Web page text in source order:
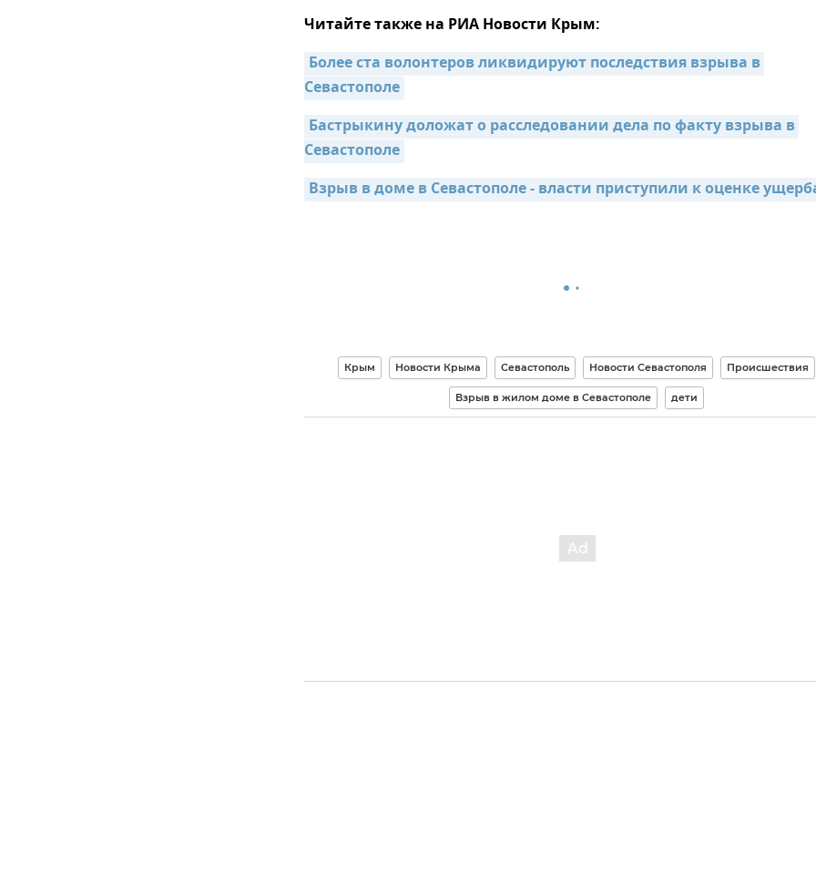
Читайте также на РИА Новости Крым:
Более ста волонтеров ликвидируют последствия взрыва в
Севастополе
Бастрыкину доложат о расследовании дела по факту взрыва в
Севастополе
Взрыв в доме в Севастополе - власти приступили к оценке
Крым Новости Крыма Севастополь Новости Севастополя Происшествия
Взрыв в жилом доме в Севастополе дети